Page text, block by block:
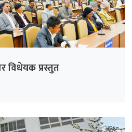
विधेयक प्रस्तुत